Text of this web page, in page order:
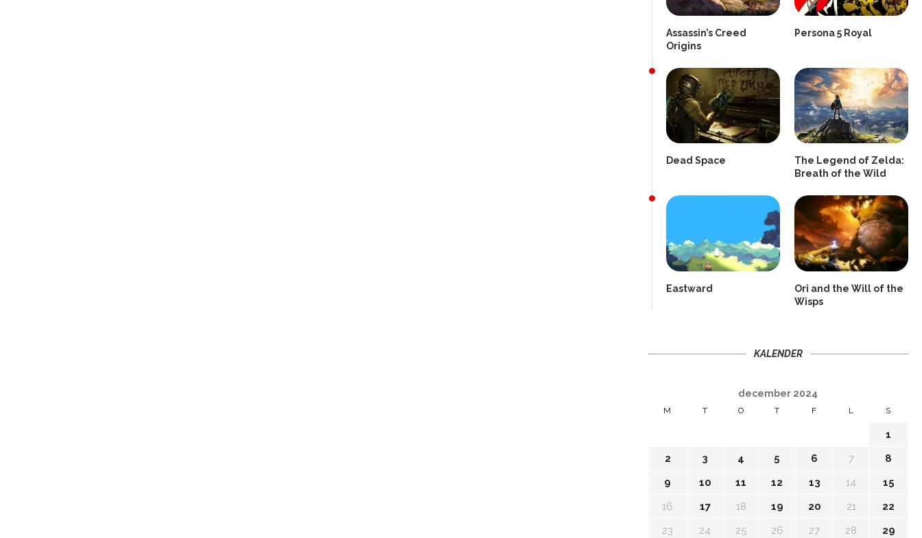
Assassin’s Creed
Origins
Persona 5 Royal
Dead Space
The Legend of Zelda:
Breath of the Wild
Eastward
Ori and the Will of the
Wisps
KALENDER
december 2024
M T O T F L S
1
2
3 4 5 6 7
8
9
10 11 12 13 14
15
16
17 18 19 20 21
22
23
24 25 26 27 28
29